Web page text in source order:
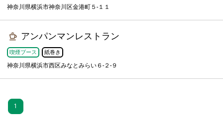
神奈川県横浜市神奈川区金港町５-１１
アンパンマンレストラン
喫煙ブース 紙巻き
神奈川県横浜市西区みなとみらい６-２-９
1